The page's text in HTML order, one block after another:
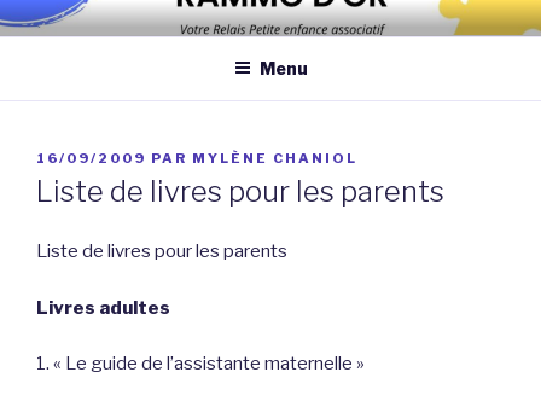
Aller
au
principal
Association qui a pour objectif d’améliorer les conditions et la
assistantes maternelles et/ou au domicile des parents
Menu
PUBLIÉ
LE
16/09/2009 PAR MYLÈNE CHANIOL
Liste de livres pour les parents
Liste de livres pour les parents
Livres adultes
1. « Le guide de l’assistante maternelle »